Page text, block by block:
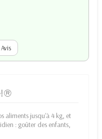
aliments jusqu'à 4 kg, et
: goûter des enfants,